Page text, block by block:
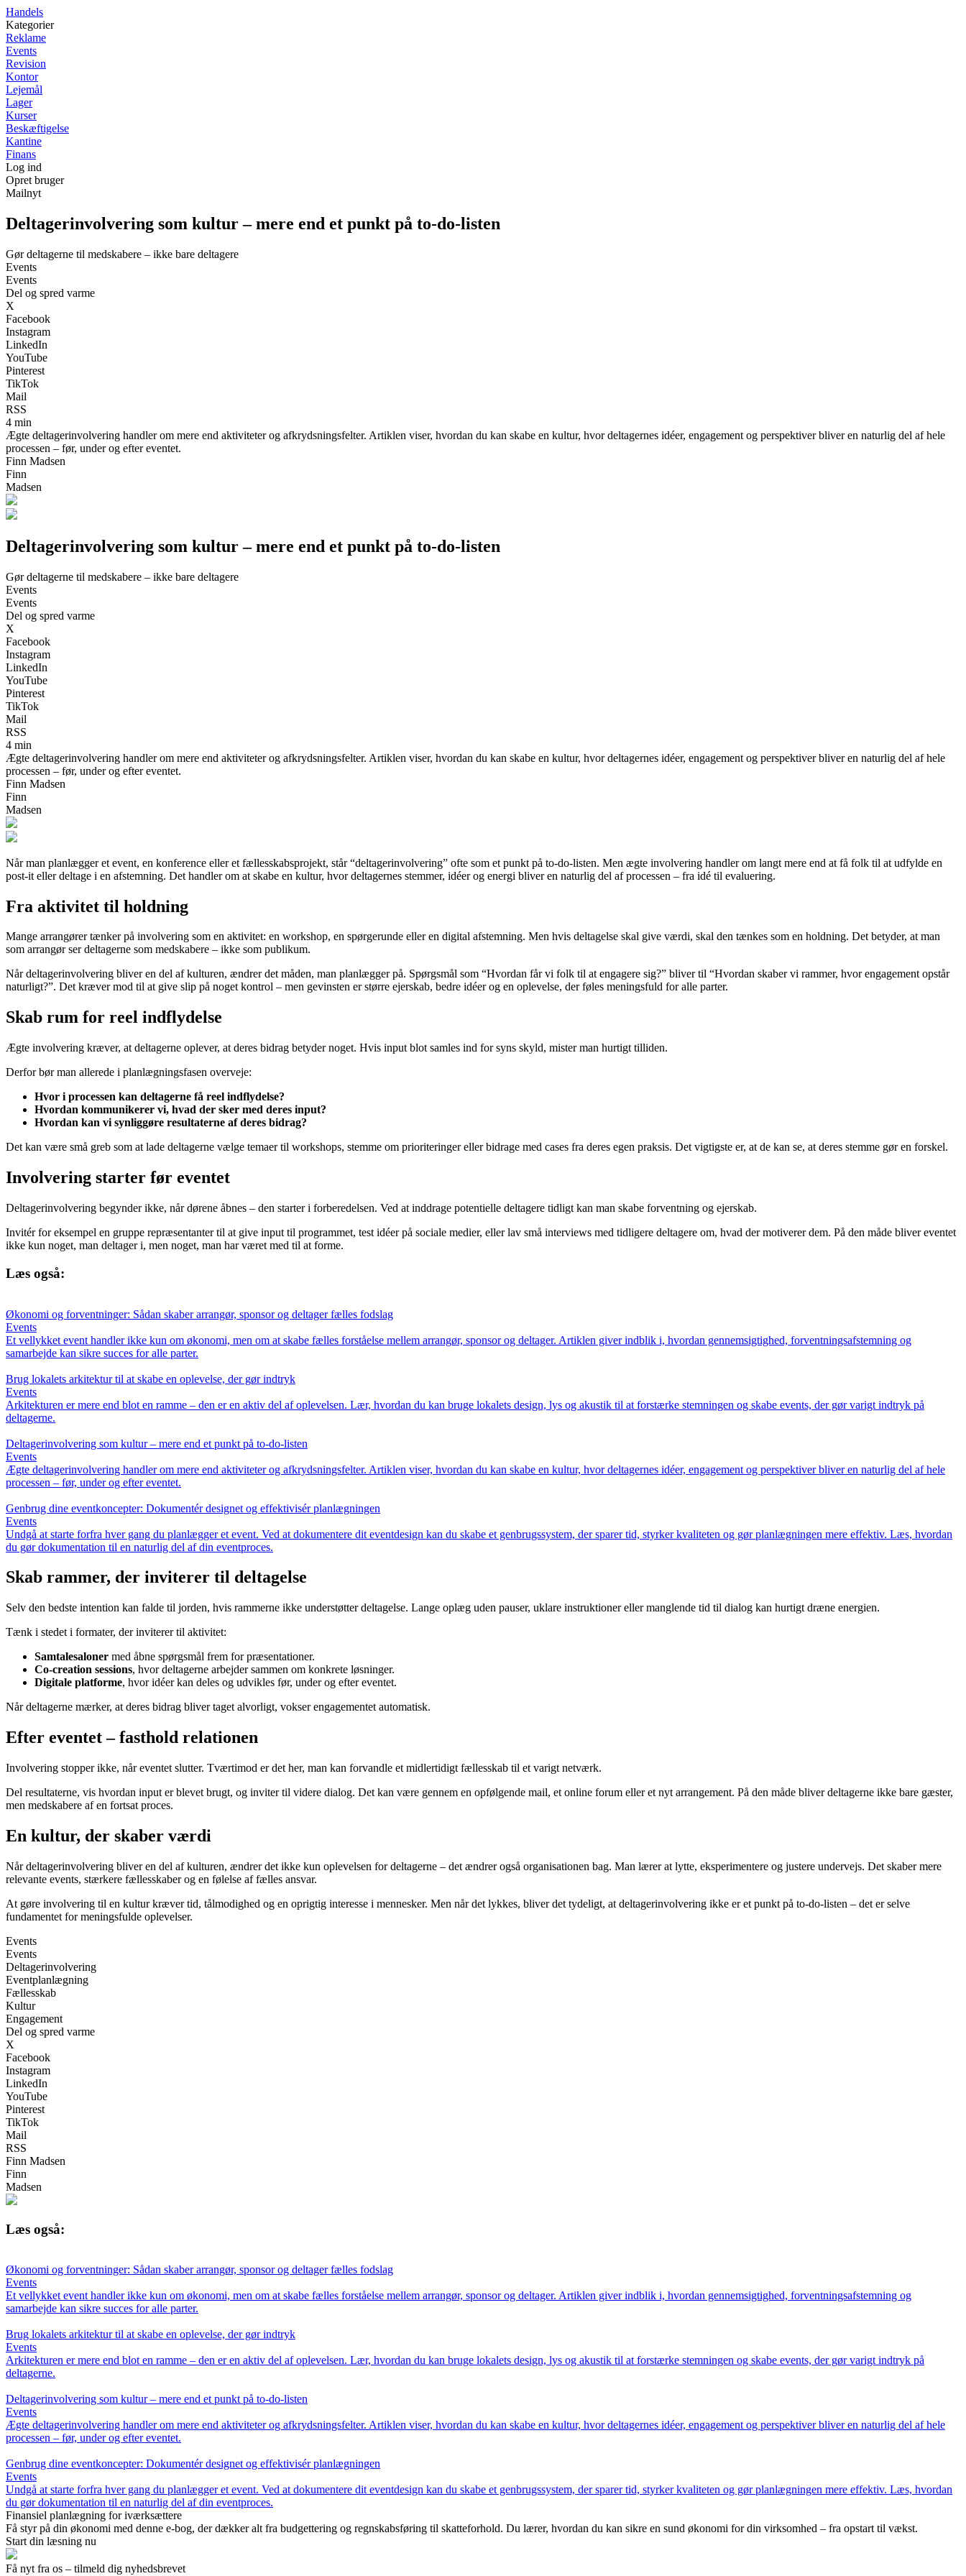
Handels
Kategorier
Reklame
Events
Revision
Kontor
Lejemål
Lager
Kurser
Beskæftigelse
Kantine
Finans
Log ind
Opret bruger
Mailnyt
Deltagerinvolvering som kultur – mere end et punkt på to-do-listen
Gør deltagerne til medskabere – ikke bare deltagere
Events
Events
Del og spred varme
X
Facebook
Instagram
LinkedIn
YouTube
Pinterest
TikTok
Mail
RSS
4 min
Ægte deltagerinvolvering handler om mere end aktiviteter og afkrydsningsfelter. Artiklen viser, hvordan du kan skabe en kultur, hvor deltagernes idéer, engagement og perspektiver bliver en naturlig del af hele
processen – før, under og efter eventet.
Finn Madsen
Finn
Madsen
Deltagerinvolvering som kultur – mere end et punkt på to-do-listen
Gør deltagerne til medskabere – ikke bare deltagere
Events
Events
Del og spred varme
X
Facebook
Instagram
LinkedIn
YouTube
Pinterest
TikTok
Mail
RSS
4 min
Ægte deltagerinvolvering handler om mere end aktiviteter og afkrydsningsfelter. Artiklen viser, hvordan du kan skabe en kultur, hvor deltagernes idéer, engagement og perspektiver bliver en naturlig del af hele
processen – før, under og efter eventet.
Finn Madsen
Finn
Madsen
Når man planlægger et event, en konference eller et fællesskabsprojekt, står “deltagerinvolvering” ofte som et punkt på to-do-listen. Men ægte involvering handler om langt mere end at få folk til at udfylde en
post-it eller deltage i en afstemning. Det handler om at skabe en kultur, hvor deltagernes stemmer, idéer og energi bliver en naturlig del af processen – fra idé til evaluering.
Fra aktivitet til holdning
Mange arrangører tænker på involvering som en aktivitet: en workshop, en spørgerunde eller en digital afstemning. Men hvis deltagelse skal give værdi, skal den tænkes som en holdning. Det betyder, at man
som arrangør ser deltagerne som medskabere – ikke som publikum.
Når deltagerinvolvering bliver en del af kulturen, ændrer det måden, man planlægger på. Spørgsmål som “Hvordan får vi folk til at engagere sig?” bliver til “Hvordan skaber vi rammer, hvor engagement opstår
naturligt?”. Det kræver mod til at give slip på noget kontrol – men gevinsten er større ejerskab, bedre idéer og en oplevelse, der føles meningsfuld for alle parter.
Skab rum for reel indflydelse
Ægte involvering kræver, at deltagerne oplever, at deres bidrag betyder noget. Hvis input blot samles ind for syns skyld, mister man hurtigt tilliden.
Derfor bør man allerede i planlægningsfasen overveje:
Hvor i processen kan deltagerne få reel indflydelse?
Hvordan kommunikerer vi, hvad der sker med deres input?
Hvordan kan vi synliggøre resultaterne af deres bidrag?
Det kan være små greb som at lade deltagerne vælge temaer til workshops, stemme om prioriteringer eller bidrage med cases fra deres egen praksis. Det vigtigste er, at de kan se, at deres stemme gør en forskel.
Involvering starter før eventet
Deltagerinvolvering begynder ikke, når dørene åbnes – den starter i forberedelsen. Ved at inddrage potentielle deltagere tidligt kan man skabe forventning og ejerskab.
Invitér for eksempel en gruppe repræsentanter til at give input til programmet, test idéer på sociale medier, eller lav små interviews med tidligere deltagere om, hvad der motiverer dem. På den måde bliver eventet
ikke kun noget, man deltager i, men noget, man har været med til at forme.
Læs også:
Økonomi og forventninger: Sådan skaber arrangør, sponsor og deltager fælles fodslag
Events
Et vellykket event handler ikke kun om økonomi, men om at skabe fælles forståelse mellem arrangør, sponsor og deltager. Artiklen giver indblik i, hvordan gennemsigtighed, forventningsafstemning og
samarbejde kan sikre succes for alle parter.
Brug lokalets arkitektur til at skabe en oplevelse, der gør indtryk
Events
Arkitekturen er mere end blot en ramme – den er en aktiv del af oplevelsen. Lær, hvordan du kan bruge lokalets design, lys og akustik til at forstærke stemningen og skabe events, der gør varigt indtryk på
deltagerne.
Deltagerinvolvering som kultur – mere end et punkt på to-do-listen
Events
Ægte deltagerinvolvering handler om mere end aktiviteter og afkrydsningsfelter. Artiklen viser, hvordan du kan skabe en kultur, hvor deltagernes idéer, engagement og perspektiver bliver en naturlig del af hele
processen – før, under og efter eventet.
Genbrug dine eventkoncepter: Dokumentér designet og effektivisér planlægningen
Events
Undgå at starte forfra hver gang du planlægger et event. Ved at dokumentere dit eventdesign kan du skabe et genbrugssystem, der sparer tid, styrker kvaliteten og gør planlægningen mere effektiv. Læs, hvordan
du gør dokumentation til en naturlig del af din eventproces.
Skab rammer, der inviterer til deltagelse
Selv den bedste intention kan falde til jorden, hvis rammerne ikke understøtter deltagelse. Lange oplæg uden pauser, uklare instruktioner eller manglende tid til dialog kan hurtigt dræne energien.
Tænk i stedet i formater, der inviterer til aktivitet:
Samtalesaloner med åbne spørgsmål frem for præsentationer.
Co-creation sessions, hvor deltagerne arbejder sammen om konkrete løsninger.
Digitale platforme, hvor idéer kan deles og udvikles før, under og efter eventet.
Når deltagerne mærker, at deres bidrag bliver taget alvorligt, vokser engagementet automatisk.
Efter eventet – fasthold relationen
Involvering stopper ikke, når eventet slutter. Tværtimod er det her, man kan forvandle et midlertidigt fællesskab til et varigt netværk.
Del resultaterne, vis hvordan input er blevet brugt, og inviter til videre dialog. Det kan være gennem en opfølgende mail, et online forum eller et nyt arrangement. På den måde bliver deltagerne ikke bare gæster,
men medskabere af en fortsat proces.
En kultur, der skaber værdi
Når deltagerinvolvering bliver en del af kulturen, ændrer det ikke kun oplevelsen for deltagerne – det ændrer også organisationen bag. Man lærer at lytte, eksperimentere og justere undervejs. Det skaber mere
relevante events, stærkere fællesskaber og en følelse af fælles ansvar.
At gøre involvering til en kultur kræver tid, tålmodighed og en oprigtig interesse i mennesker. Men når det lykkes, bliver det tydeligt, at deltagerinvolvering ikke er et punkt på to-do-listen – det er selve
fundamentet for meningsfulde oplevelser.
Events
Events
Deltagerinvolvering
Eventplanlægning
Fællesskab
Kultur
Engagement
Del og spred varme
X
Facebook
Instagram
LinkedIn
YouTube
Pinterest
TikTok
Mail
RSS
Finn Madsen
Finn
Madsen
Læs også:
Økonomi og forventninger: Sådan skaber arrangør, sponsor og deltager fælles fodslag
Events
Et vellykket event handler ikke kun om økonomi, men om at skabe fælles forståelse mellem arrangør, sponsor og deltager. Artiklen giver indblik i, hvordan gennemsigtighed, forventningsafstemning og
samarbejde kan sikre succes for alle parter.
Brug lokalets arkitektur til at skabe en oplevelse, der gør indtryk
Events
Arkitekturen er mere end blot en ramme – den er en aktiv del af oplevelsen. Lær, hvordan du kan bruge lokalets design, lys og akustik til at forstærke stemningen og skabe events, der gør varigt indtryk på
deltagerne.
Deltagerinvolvering som kultur – mere end et punkt på to-do-listen
Events
Ægte deltagerinvolvering handler om mere end aktiviteter og afkrydsningsfelter. Artiklen viser, hvordan du kan skabe en kultur, hvor deltagernes idéer, engagement og perspektiver bliver en naturlig del af hele
processen – før, under og efter eventet.
Genbrug dine eventkoncepter: Dokumentér designet og effektivisér planlægningen
Events
Undgå at starte forfra hver gang du planlægger et event. Ved at dokumentere dit eventdesign kan du skabe et genbrugssystem, der sparer tid, styrker kvaliteten og gør planlægningen mere effektiv. Læs, hvordan
du gør dokumentation til en naturlig del af din eventproces.
Finansiel planlægning for iværksættere
Få styr på din økonomi med denne e-bog, der dækker alt fra budgettering og regnskabsføring til skatteforhold. Du lærer, hvordan du kan sikre en sund økonomi for din virksomhed – fra opstart til vækst.
Start din læsning nu
Få nyt fra os – tilmeld dig nyhedsbrevet